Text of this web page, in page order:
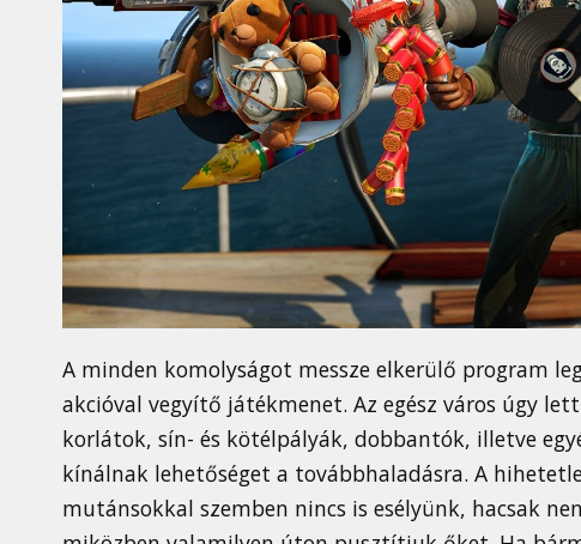
A minden komolyságot messze elkerülő program
akcióval vegyítő játékmenet. Az egész város úgy
korlátok, sín- és kötélpályák, dobbantók, illetve
kínálnak lehetőséget a továbbhaladásra. A
mutánsokkal szemben nincs is esélyünk, hacsak